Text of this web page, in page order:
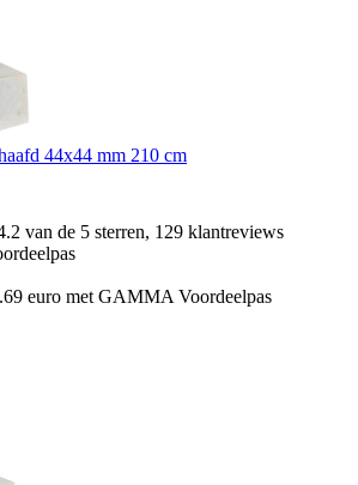
44x44 mm 210 cm
van de 5 sterren, 129 klantreviews
euro met GAMMA Voordeelpas